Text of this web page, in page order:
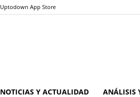
Uptodown App Store
NOTICIAS Y ACTUALIDAD ANÁLISIS